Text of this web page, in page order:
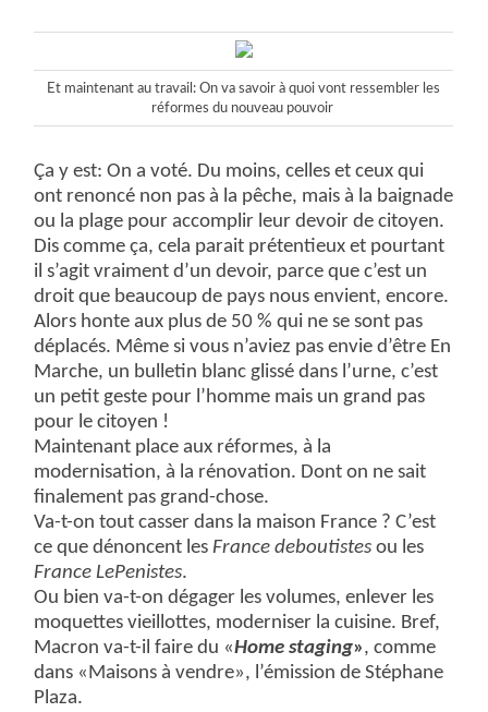
Et maintenant au travail: On va savoir à quoi vont ressembler les
réformes du nouveau pouvoir
Ça y est: On a voté. Du moins, celles et ceux qui
ont renoncé non pas à la pêche, mais à la baignade
ou la plage pour accomplir leur devoir de citoyen.
Dis comme ça, cela parait prétentieux et pourtant
il s’agit vraiment d’un devoir, parce que c’est un
droit que beaucoup de pays nous envient, encore.
Alors honte aux plus de 50 % qui ne se sont pas
déplacés. Même si vous n’aviez pas envie d’être En
Marche, un bulletin blanc glissé dans l’urne, c’est
un petit geste pour l’homme mais un grand pas
pour le citoyen !
Maintenant place aux réformes, à la
modernisation, à la rénovation. Dont on ne sait
finalement pas grand-chose.
Va-t-on tout casser dans la maison France ? C’est
ce que dénoncent lesFrance deboutistes ou les
France LePenistes.
Ou bien va-t-on dégager les volumes, enlever les
moquettes vieillottes, moderniser la cuisine. Bref,
Macron va-t-il faire du «Home staging», comme
dans «Maisons à vendre», l’émission de Stéphane
Plaza.